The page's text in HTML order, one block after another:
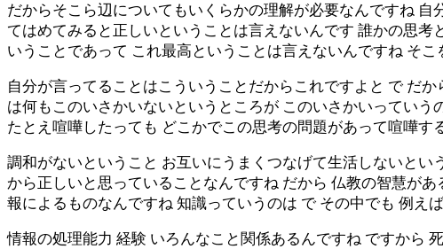
だからそこら辺についてもいくらかの理解が必要なんですね
てはめてみると正しいということは言えないんです 誰かの思
いうことであって これ最高ということは言えないんですね そ
自分が言ってることはこういうことだからこれですよと で だ
は何もこのいさかいないというところが このいさかいってい
たとえ喧嘩したっても どこかでこの思考の問題があって喧嘩す
調和がないということ お互いにうまくつなげて生活しないと
から正しいと思っていることなんですね だから 仏教の智慧が
報によるものなんですね 知識っていうのは で その中でも 例え
情報の処理能力 経験 いろんなこと関係あるんですね ですから